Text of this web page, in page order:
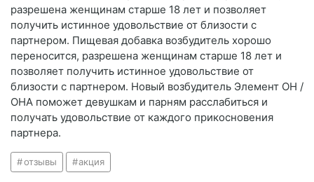
разрешена женщинам старше 18 лет и позволяет
получить истинное удовольствие от близости с
партнером. Пищевая добавка возбудитель хорошо
переносится, разрешена женщинам старше 18 лет и
позволяет получить истинное удовольствие от
близости с партнером. Новый возбудитель Элемент ОН /
ОНА поможет девушкам и парням расслабиться и
получать удовольствие от каждого прикосновения
партнера.
отзывы акция